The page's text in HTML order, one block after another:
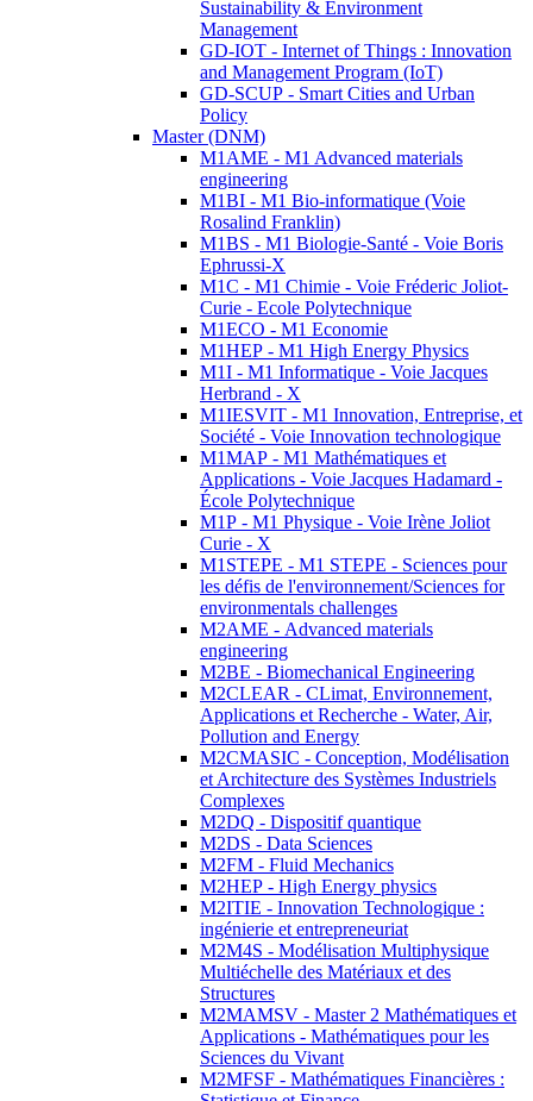
Sustainability & Environment
Management
GD-IOT - Internet of Things : Innovation
and Management Program (IoT)
GD-SCUP - Smart Cities and Urban
Policy
Master (DNM)
M1AME - M1 Advanced materials
engineering
M1BI - M1 Bio-informatique (Voie
Rosalind Franklin)
M1BS - M1 Biologie-Santé - Voie Boris
Ephrussi-X
M1C - M1 Chimie - Voie Fréderic Joliot-
Curie - Ecole Polytechnique
M1ECO - M1 Economie
M1HEP - M1 High Energy Physics
M1I - M1 Informatique - Voie Jacques
Herbrand - X
M1IESVIT - M1 Innovation, Entreprise, et
Société - Voie Innovation technologique
M1MAP - M1 Mathématiques et
Applications - Voie Jacques Hadamard -
École Polytechnique
M1P - M1 Physique - Voie Irène Joliot
Curie - X
M1STEPE - M1 STEPE - Sciences pour
les défis de l'environnement/Sciences for
environmentals challenges
M2AME - Advanced materials
engineering
M2BE - Biomechanical Engineering
M2CLEAR - CLimat, Environnement,
Applications et Recherche - Water, Air,
Pollution and Energy
M2CMASIC - Conception, Modélisation
et Architecture des Systèmes Industriels
Complexes
M2DQ - Dispositif quantique
M2DS - Data Sciences
M2FM - Fluid Mechanics
M2HEP - High Energy physics
M2ITIE - Innovation Technologique :
ingénierie et entrepreneuriat
M2M4S - Modélisation Multiphysique
Multiéchelle des Matériaux et des
Structures
M2MAMSV - Master 2 Mathématiques et
Applications - Mathématiques pour les
Sciences du Vivant
M2MFSF - Mathématiques Financières :